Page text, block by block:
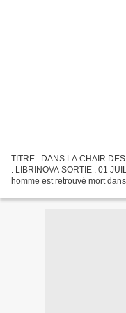
TITRE : DANS LA CHAIR
: LIBRINOVA SORTIE : 01
homme est retrouvé mort